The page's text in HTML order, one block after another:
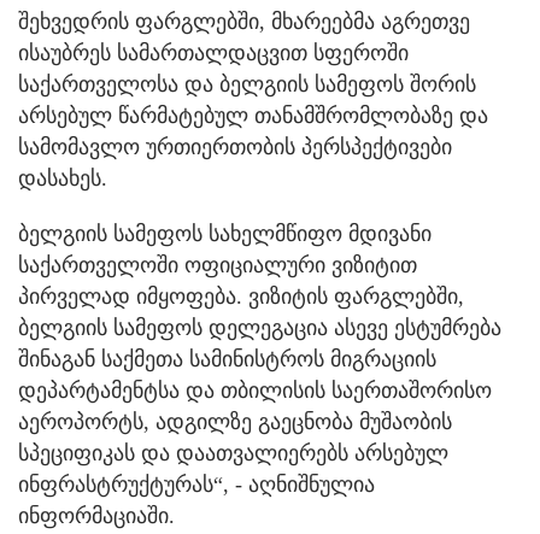
შეხვედრის ფარგლებში, მხარეებმა აგრეთვე
ისაუბრეს სამართალდაცვით სფეროში
საქართველოსა და ბელგიის სამეფოს შორის
არსებულ წარმატებულ თანამშრომლობაზე და
სამომავლო ურთიერთობის პერსპექტივები
დასახეს.
ბელგიის სამეფოს სახელმწიფო მდივანი
საქართველოში ოფიციალური ვიზიტით
პირველად იმყოფება. ვიზიტის ფარგლებში,
ბელგიის სამეფოს დელეგაცია ასევე ესტუმრება
შინაგან საქმეთა სამინისტროს მიგრაციის
დეპარტამენტსა და თბილისის საერთაშორისო
აეროპორტს, ადგილზე გაეცნობა მუშაობის
სპეციფიკას და დაათვალიერებს არსებულ
ინფრასტრუქტურას“, - აღნიშნულია
ინფორმაციაში.